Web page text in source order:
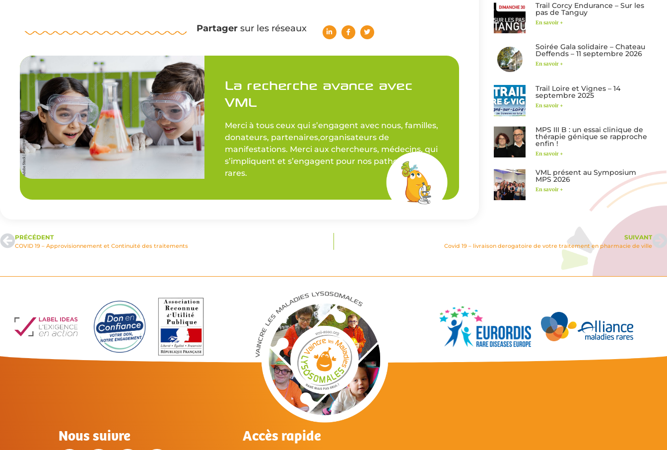
Partagersur les réseaux
La recherche avance avec
VML
Merci à tous ceux qui s’engagent avec nous, familles,
donateurs, partenaires,organisateurs de
manifestations. Merci aux chercheurs, médecins, qui
s’impliquent et s’engagent pour nos pathologies
rares.
Trail Corcy Endurance – Sur les
pas de Tanguy
En savoir +
Soirée Gala solidaire – Chateau
Deffends – 11 septembre 2026
En savoir +
Trail Loire et Vignes – 14
septembre 2025
En savoir +
MPS III B : un essai clinique de
thérapie génique se rapproche
enfin !
En savoir +
VML présent au Symposium
MPS 2026
En savoir +
PRÉCÉDENT
COVID 19 – Approvisionnement et Continuité des traitements
SUIVANT
Covid 19 – livraison derogatoire de votre traitement en pharmacie de ville
Nous suivre Accès rapide